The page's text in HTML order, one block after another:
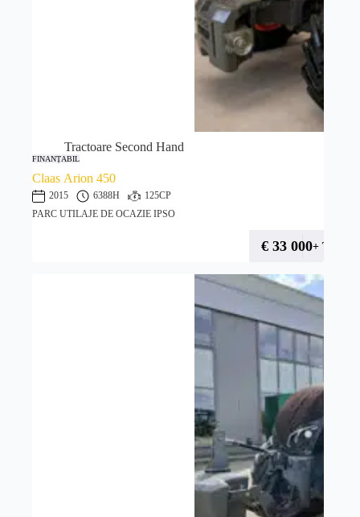
Tractoare Second Hand
FINANȚABIL
Claas Arion 450
2015 6388H
125CP
PARC UTILAJE DE OCAZIE IPSO
€ 33 000+ TVA